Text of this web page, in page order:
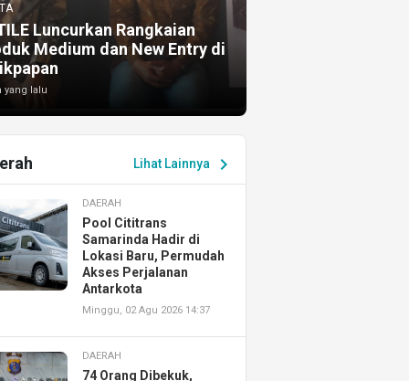
Luncurkan Rangkaian
Medium dan New Entry di
yang lalu
Lihat Lainnya chevron_right
DAERAH
Pool Cititrans
Samarinda Hadir di
Lokasi Baru, Permudah
Akses Perjalanan
Antarkota
Minggu, 02 Agu 2026 14:37
DAERAH
74 Orang Dibekuk,